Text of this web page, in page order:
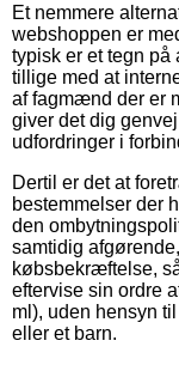
Et nemmere
webshoppen er
typisk er et tegn på
tillige med at
af fagmænd der er
giver det dig
udfordringer i
Dertil er det at
bestemmelser der
den
samtidig
købsbekræftelse,
eftervise sin ordre
ml), uden hensyn
eller et barn.